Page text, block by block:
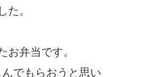
た。
お弁当です。
でもらおうと思い